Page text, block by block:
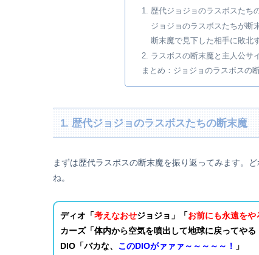
1. 歴代ジョジョのラスボスたち
ジョジョのラスボスたちが断
断末魔で見下した相手に敗北
2. ラスボスの断末魔と主人公サ
まとめ：ジョジョのラスボスの
1. 歴代ジョジョのラスボスたちの断末魔
まずは歴代ラスボスの断末魔を振り返ってみます。
ね。
ディオ「考えなおせジョジョ」「お前にも永遠を
カーズ「体内から空気を噴出して地球に戻ってや
DIO「バカな、 このDIOがァァァ～～～～～！
」